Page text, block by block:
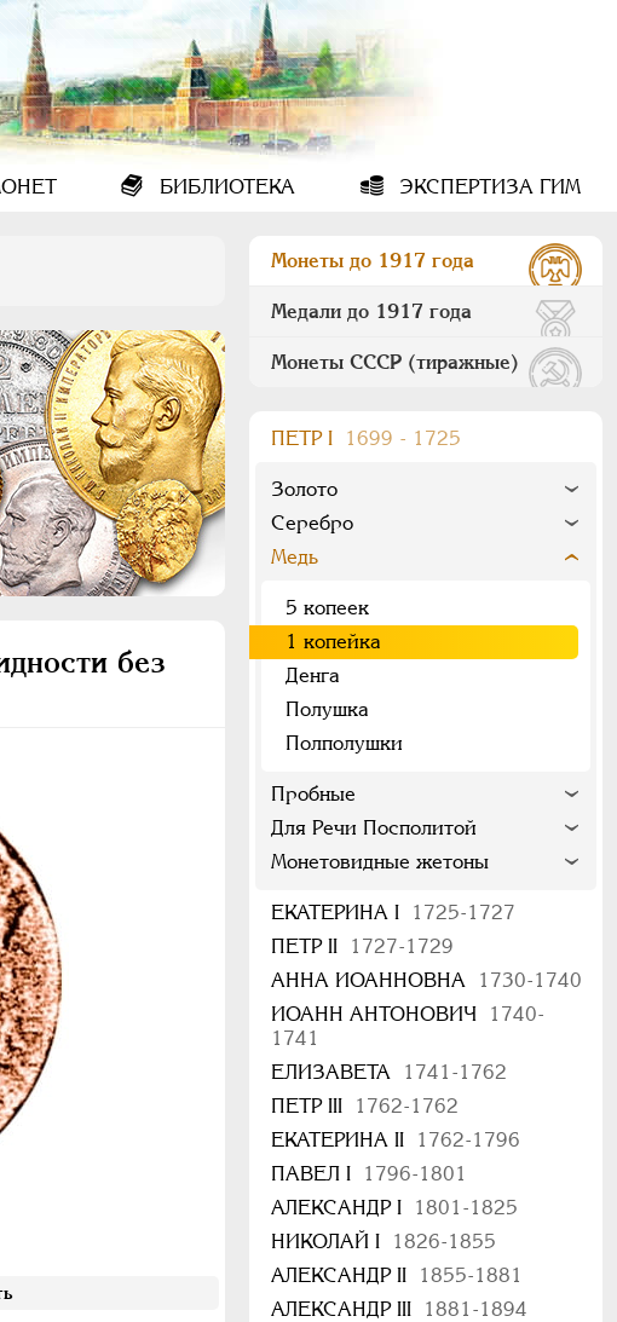
БИБЛИОТЕКА ЭКСПЕРТИЗА ГИМ
без
Монеты до 1917 года
Медали до 1917 года
Монеты СССР (тиражные)
ПEТР I 1699 - 1725
Золото
Серебро
Медь
5 копеек
1 копейка
Денга
Полушка
Полполушки
Пробные
Для Речи Посполитой
Монетовидные жетоны
ЕКАТЕРИНА I
1725-1727
ПЕТР II
1727-1729
АННА ИОАННОВНА
1730-1740
ИОАНН АНТОНОВИЧ
1740-
1741
ЕЛИЗАВЕТА
1741-1762
ПЕТР III
1762-1762
ЕКАТЕРИНА II
1762-1796
ПАВЕЛ I
1796-1801
АЛЕКСАНДР I
1801-1825
НИКОЛАЙ I
1826-1855
АЛЕКСАНДР II
1855-1881
АЛЕКСАНДР III
1881-1894